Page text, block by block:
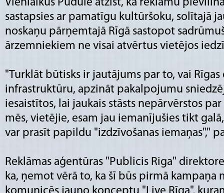
sastapsies ar pamatīgu kultūršoku, solītajā
noskaņu pārņemtajā Rīgā sastopot
ārzemniekiem ne visai atvērtus vietējos
"Turklāt būtisks ir jautājums par to, vai
infrastruktūru, apzināt pakalpojumu
iesaistītos, lai jaukais stāsts nepārvērstos
mēs, vietējie, esam jau iemanījušies tikt
var prasīt papildu "izdzīvošanas iemaņas","
Reklāmas aģentūras "Publicis Riga"
ka, ņemot vērā to, ka šī būs pirmā kampaņa